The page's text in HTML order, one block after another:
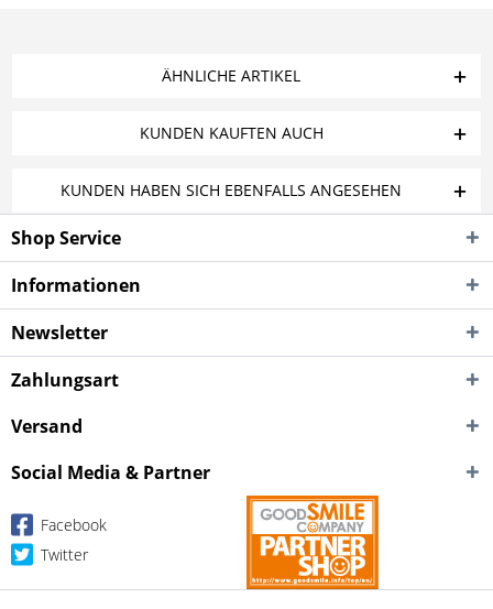
ÄHNLICHE ARTIKEL
KUNDEN KAUFTEN AUCH
KUNDEN HABEN SICH EBENFALLS ANGESEHEN
Shop Service
Informationen
Newsletter
Zahlungsart
Versand
Social Media & Partner
Facebook
Twitter